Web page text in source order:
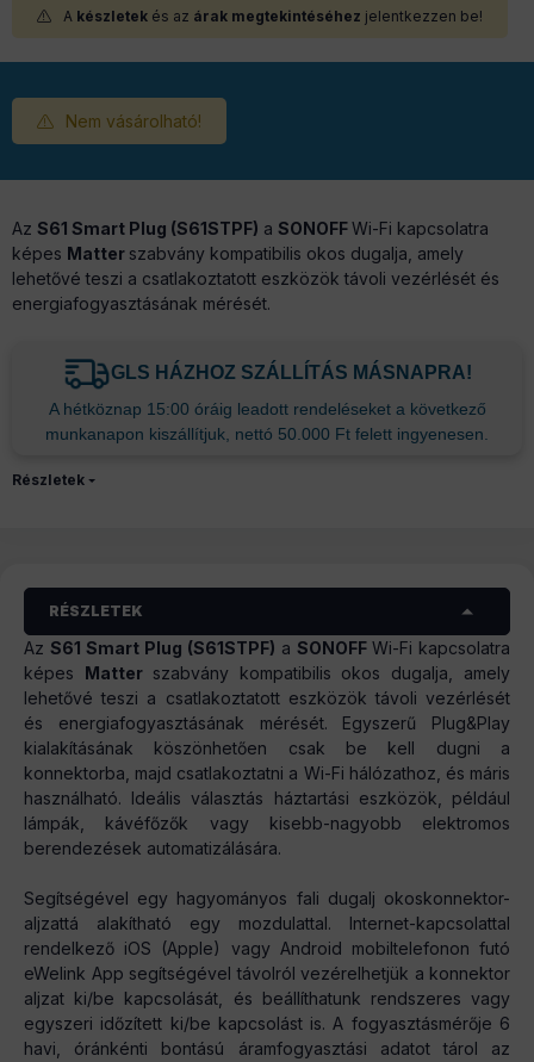
A készletek és az árak megtekintéséhez jelentkezzen be!
Nem vásárolható!
Az S61 Smart Plug (S61STPF) a SONOFFWi-Fi kapcsolatra
képes Matter szabvány kompatibilis okos dugalja, amely
lehetővé teszi a csatlakoztatott eszközök távoli vezérlését és
energiafogyasztásának mérését.
GLS HÁZHOZ SZÁLLÍTÁS MÁSNAPRA!
A hétköznap 15:00 óráig leadott rendeléseket a következő
munkanapon kiszállítjuk, nettó 50.000 Ft felett ingyenesen.
Részletek
RÉSZLETEK
Az S61 Smart Plug (S61STPF) a SONOFF Wi-Fi kapcsolatra
képes Matter szabvány kompatibilis okos dugalja, amely
lehetővé teszi a csatlakoztatott eszközök távoli vezérlését
és energiafogyasztásának mérését. Egyszerű Plug&Play
kialakításának köszönhetően csak be kell dugni a
konnektorba, majd csatlakoztatni a Wi-Fi hálózathoz, és máris
használható. Ideális választás háztartási eszközök, például
lámpák, kávéfőzők vagy kisebb-nagyobb elektromos
berendezések automatizálására.
Segítségével egy hagyományos fali dugalj okoskonnektor-
aljzattá alakítható egy mozdulattal. Internet-kapcsolattal
rendelkező iOS (Apple) vagy Android mobiltelefonon futó
eWelink App segítségével távolról vezérelhetjük a konnektor
aljzat ki/be kapcsolását, és beállíthatunk rendszeres vagy
egyszeri időzített ki/be kapcsolást is. A fogyasztásmérője 6
havi, óránkénti bontású áramfogyasztási adatot tárol az